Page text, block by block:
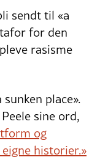
sendt til «a
for den
rasisme
place».
sine ord,
og
historier.»